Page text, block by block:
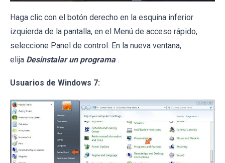
Haga clic con el botón derecho en la esquina inferior
izquierda de la pantalla, en el Menú de acceso rápido,
seleccione Panel de control. En la nueva ventana,
elija Desinstalar un programa .
Usuarios de Windows 7: